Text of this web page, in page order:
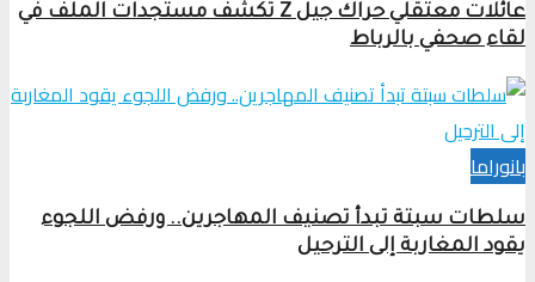
عائلات معتقلي حراك جيل Z تكشف مستجدات الملف في
لقاء صحفي بالرباط
بانوراما
سلطات سبتة تبدأ تصنيف المهاجرين.. ورفض اللجوء
يقود المغاربة إلى الترحيل